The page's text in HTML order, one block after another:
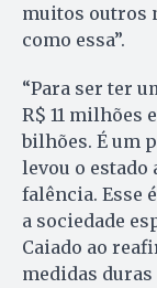
muitos outros
como essa”.
“Para ser ter
R$ 11 milhões
bilhões. É um
levou o estado
falência. Esse
a sociedade
Caiado ao
medidas